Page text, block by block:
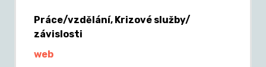
Práce/vzdělání, Krizové služby/
závislosti
web